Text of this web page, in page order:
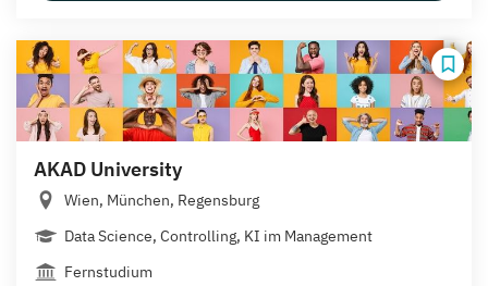
AKAD University
Wien, München, Regensburg
Data Science, Controlling, KI im Management
Fernstudium